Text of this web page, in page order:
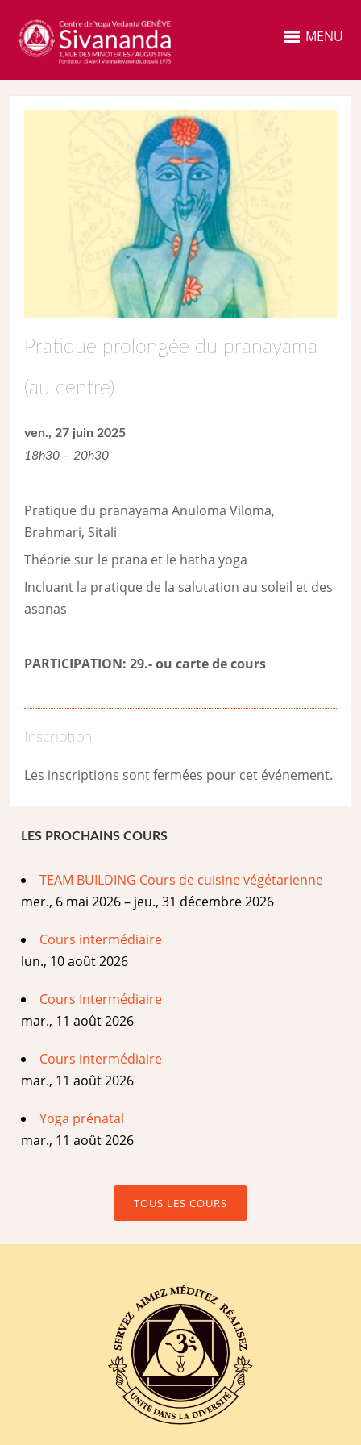
MENU
Pratique prolongée du pranayama
(au centre)
ven., 27 juin 2025
18h30 – 20h30
Pratique du pranayama Anuloma Viloma,
Brahmari, Sitali
Théorie sur le prana et le hatha yoga
Incluant la pratique de la salutation au soleil et des
asanas
PARTICIPATION: 29.- ou carte de cours
Inscription
Les inscriptions sont fermées pour cet événement.
LES PROCHAINS COURS
TEAM BUILDING Cours de cuisine végétarienne
mer., 6 mai 2026 – jeu., 31 décembre 2026
Cours intermédiaire
lun., 10 août 2026
Cours Intermédiaire
mar., 11 août 2026
Cours intermédiaire
mar., 11 août 2026
Yoga prénatal
mar., 11 août 2026
TOUS LES COURS